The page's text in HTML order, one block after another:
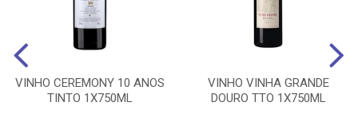
VINHO CEREMONY 10 ANOS
TINTO 1X750ML
VINHO VINHA GRANDE
DOURO TTO 1X750ML